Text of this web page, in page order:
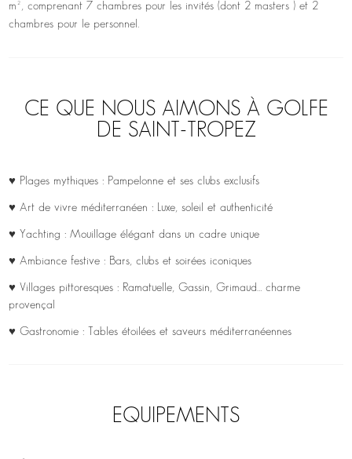
m², comprenant 7 chambres pour les invités (dont 2 masters ) et 2
chambres pour le personnel.
CE QUE NOUS AIMONS À GOLFE
DE SAINT-TROPEZ
♥ Plages mythiques : Pampelonne et ses clubs exclusifs
♥ Art de vivre méditerranéen : Luxe, soleil et authenticité
♥ Yachting : Mouillage élégant dans un cadre unique
♥ Ambiance festive : Bars, clubs et soirées iconiques
♥ Villages pittoresques : Ramatuelle, Gassin, Grimaud… charme
provençal
♥ Gastronomie : Tables étoilées et saveurs méditerranéennes
EQUIPEMENTS